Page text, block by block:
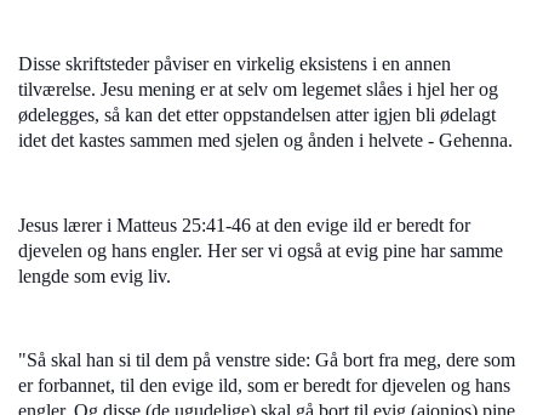
Disse skriftsteder påviser en virkelig eksistens i en annen
tilværelse. Jesu mening er at selv om legemet slåes i hjel her og
ødelegges, så kan det etter oppstandelsen atter igjen bli ødelagt
idet det kastes sammen med sjelen og ånden i helvete - Gehenna.
Jesus lærer i Matteus 25:41-46 at den evige ild er beredt for
djevelen og hans engler. Her ser vi også at evig pine har samme
lengde som evig liv.
"Så skal han si til dem på venstre side: Gå bort fra meg, dere som
er forbannet, til den evige ild, som er beredt for djevelen og hans
engler. Og disse (de ugudelige) skal gå bort til evig (aionios) pine,